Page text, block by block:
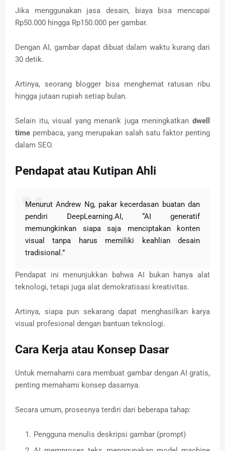
Jika menggunakan jasa desain, biaya bisa mencapai
Rp50.000 hingga Rp150.000 per gambar.
Dengan AI, gambar dapat dibuat dalam waktu kurang dari
30 detik.
Artinya, seorang blogger bisa menghemat ratusan ribu
hingga jutaan rupiah setiap bulan.
Selain itu, visual yang menarik juga meningkatkan dwell
time pembaca, yang merupakan salah satu faktor penting
dalam SEO.
Pendapat atau Kutipan Ahli
Menurut Andrew Ng, pakar kecerdasan buatan dan
pendiri DeepLearning.AI, “AI generatif
memungkinkan siapa saja menciptakan konten
visual tanpa harus memiliki keahlian desain
tradisional.”
Pendapat ini menunjukkan bahwa AI bukan hanya alat
teknologi, tetapi juga alat demokratisasi kreativitas.
Artinya, siapa pun sekarang dapat menghasilkan karya
visual profesional dengan bantuan teknologi.
Cara Kerja atau Konsep Dasar
Untuk memahami cara membuat gambar dengan AI gratis,
penting memahami konsep dasarnya.
Secara umum, prosesnya terdiri dari beberapa tahap:
Pengguna menulis deskripsi gambar (prompt)